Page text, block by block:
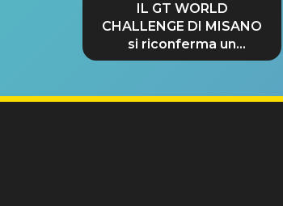
IL GT WORLD
CHALLENGE DI MISANO
si riconferma un
GRANDE SUCCESSO!